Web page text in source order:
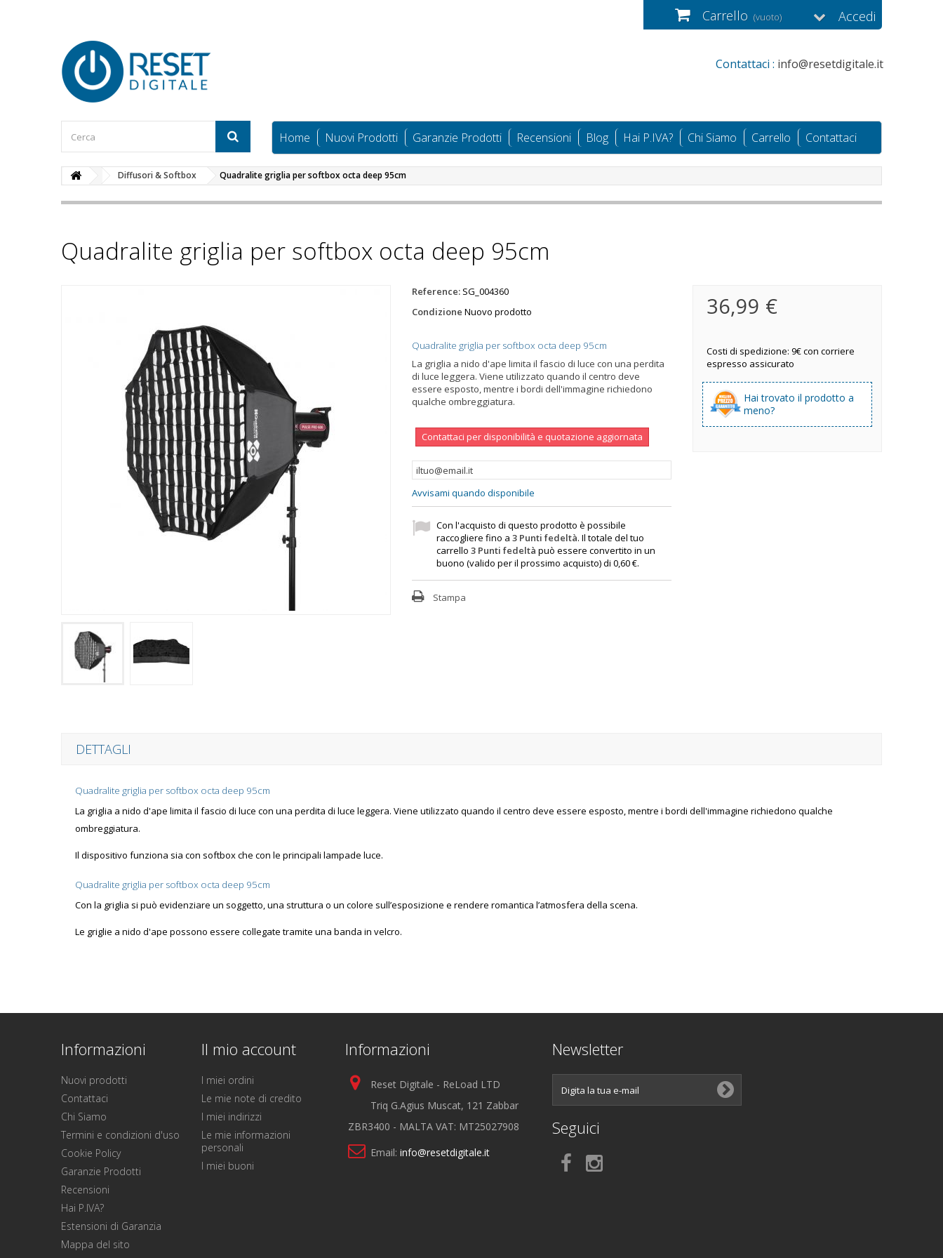
Accedi
Carrello (vuoto)
Contattaci : info@resetdigitale.it
Home Nuovi Prodotti Garanzie Prodotti Recensioni Blog Hai P.IVA? Chi Siamo Carrello Contattaci
Diffusori & Softbox Quadralite griglia per softbox octa deep 95cm
Quadralite griglia per softbox octa deep 95cm
Reference: SG_004360
Condizione Nuovo prodotto
Quadralite griglia per softbox octa deep 95cm
La griglia a nido d'ape limita il fascio di luce con una perdita
di luce leggera. Viene utilizzato quando il centro deve
essere esposto, mentre i bordi dell'immagine richiedono
qualche ombreggiatura.
Contattaci per disponibilità e quotazione aggiornata
Avvisami quando disponibile
Con l'acquisto di questo prodotto è possibile
raccogliere fino a 3 Punti fedeltà. Il totale del tuo
carrello 3 Punti fedeltà può essere convertito in un
buono (valido per il prossimo acquisto) di 0,60 €.
Stampa
36,99 €
Costi di spedizione: 9€ con corriere
espresso assicurato
Hai trovato il prodotto a
meno?
DETTAGLI
Quadralite griglia per softbox octa deep 95cm
La griglia a nido d'ape limita il fascio di luce con una perdita di luce leggera. Viene utilizzato quando il centro deve essere esposto, mentre i bordi dell'immagine richiedono qualche
ombreggiatura.
Il dispositivo funziona sia con softbox che con le principali lampade luce.
Quadralite griglia per softbox octa deep 95cm
Con la griglia si può evidenziare un soggetto, una struttura o un colore sull’esposizione e rendere romantica l’atmosfera della scena.
Le griglie a nido d'ape possono essere collegate tramite una banda in velcro.
Informazioni
Nuovi prodotti
Contattaci
Chi Siamo
Termini e condizioni d'uso
Cookie Policy
Garanzie Prodotti
Recensioni
Hai P.IVA?
Estensioni di Garanzia
Mappa del sito
Il mio account
I miei ordini
Le mie note di credito
I miei indirizzi
Le mie informazioni
personali
I miei buoni
Informazioni
Reset Digitale - ReLoad LTD
Triq G.Agius Muscat, 121 Zabbar
ZBR3400 - MALTA VAT: MT25027908
Email: info@resetdigitale.it
Newsletter
Seguici